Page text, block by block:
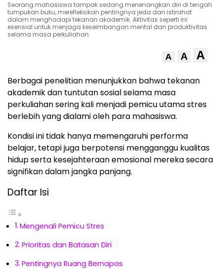
Seorang mahasiswa tampak sedang menenangkan diri di tengah
tumpukan buku, merefleksikan pentingnya jeda dan istirahat
dalam menghadapi tekanan akademik. Aktivitas seperti ini
esensial untuk menjaga keseimbangan mental dan produktivitas
selama masa perkuliahan.
A A A
Berbagai penelitian menunjukkan bahwa tekanan
akademik dan tuntutan sosial selama masa
perkuliahan sering kali menjadi pemicu utama stres
berlebih yang dialami oleh para mahasiswa.
Kondisi ini tidak hanya memengaruhi performa
belajar, tetapi juga berpotensi mengganggu kualitas
hidup serta kesejahteraan emosional mereka secara
signifikan dalam jangka panjang.
Daftar Isi
Mengenali Pemicu Stres
Prioritas dan Batasan Diri
Pentingnya Ruang Bernapas